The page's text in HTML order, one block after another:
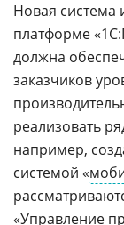
Новая система
платформе
должна
заказчиков
реализовать
например,
системой «
«Управление